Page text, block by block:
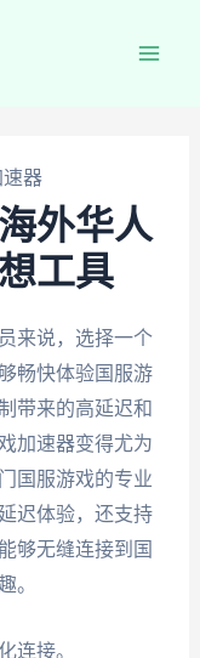
器
外华人
工具
来说，选择一个
畅快体验国服游
带来的高延迟和
加速器变得尤为
国服游戏的专业
迟体验，还支持
够无缝连接到国
。
连接。